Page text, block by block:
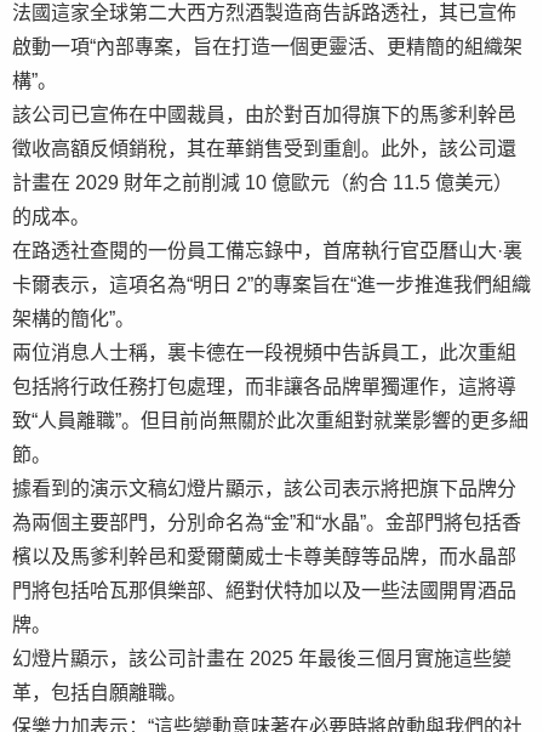
法國這家全球第二大西方烈酒製造商告訴路透社，其已宣佈
啟動一項“內部專案，旨在打造一個更靈活、更精簡的組織架
構”。
該公司已宣佈在中國裁員，由於對百加得旗下的馬爹利幹邑
徵收高額反傾銷稅，其在華銷售受到重創。此外，該公司還
計畫在 2029 財年之前削減 10 億歐元（約合 11.5 億美元）
的成本。
在路透社查閱的一份員工備忘錄中，首席執行官亞曆山大·裏
卡爾表示，這項名為“明日 2”的專案旨在“進一步推進我們組織
架構的簡化”。
兩位消息人士稱，裏卡德在一段視頻中告訴員工，此次重組
包括將行政任務打包處理，而非讓各品牌單獨運作，這將導
致“人員離職”。但目前尚無關於此次重組對就業影響的更多細
節。
據看到的演示文稿幻燈片顯示，該公司表示將把旗下品牌分
為兩個主要部門，分別命名為“金”和“水晶”。金部門將包括香
檳以及馬爹利幹邑和愛爾蘭威士卡尊美醇等品牌，而水晶部
門將包括哈瓦那俱樂部、絕對伏特加以及一些法國開胃酒品
牌。
幻燈片顯示，該公司計畫在 2025 年最後三個月實施這些變
革，包括自願離職。
保樂力加表示：“這些變動意味著在必要時將啟動與我們的社